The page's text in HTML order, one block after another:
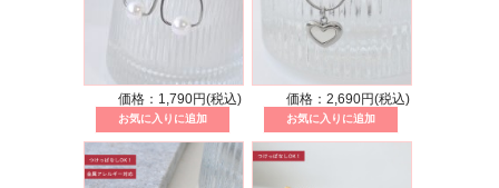
価格：1,790円(税込) 価格：2,690円(税込)